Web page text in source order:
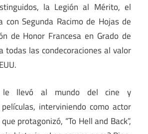
la Legión al Mérito, el
con Segunda Racimo de Hojas de
de Honor Francesa en Grado de
todas las condecoraciones al valor
le llevó al mundo del cine y
interviniendo como actor
protagonizó, “To Hell and Back”,